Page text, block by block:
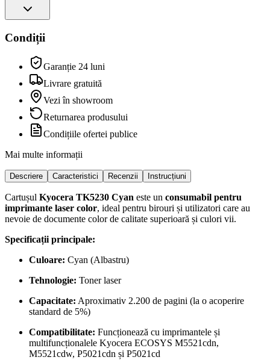
Condiții
Garanție 24 luni
Livrare gratuită
Vezi în showroom
Returnarea produsului
Condițiile ofertei publice
Mai multe informații
Descriere Caracteristici Recenzii Instrucțiuni
Cartușul Kyocera TK5230 Cyan este un consumabil pentru
imprimante laser color, ideal pentru birouri și utilizatori care au
nevoie de documente color de calitate superioară și culori vii.
Specificații principale:
Culoare: Cyan (Albastru)
Tehnologie: Toner laser
Capacitate: Aproximativ 2.200 de pagini (la o acoperire
standard de 5%)
Compatibilitate: Funcționează cu imprimantele și
multifuncționalele Kyocera ECOSYS M5521cdn,
M5521cdw, P5021cdn și P5021cd